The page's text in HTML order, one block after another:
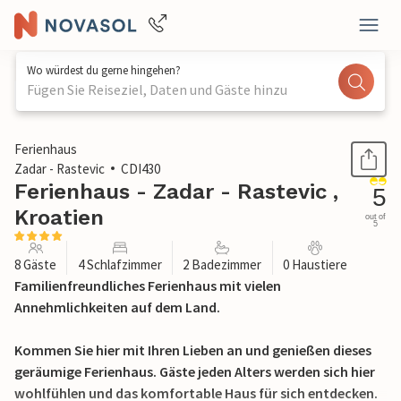
Wo würdest du gerne hingehen?
Fügen Sie Reiseziel, Daten und Gäste hinzu
1 / 36
Ferienhaus
Zadar - Rastevic
CDI430
Ferienhaus - Zadar - Rastevic ,
Kroatien
5
out of
5
8 Gäste 4 Schlafzimmer 2 Badezimmer 0 Haustiere
Familienfreundliches Ferienhaus mit vielen
Annehmlichkeiten auf dem Land.
Kommen Sie hier mit Ihren Lieben an und genießen dieses
geräumige Ferienhaus. Gäste jeden Alters werden sich hier
wohlfühlen und das komfortable Haus für sich entdecken.